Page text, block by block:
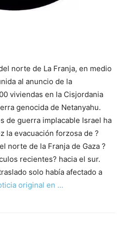
norte de La Franja, en medio
al anuncio de la
viviendas en la Cisjordania
genocida de Netanyahu.
de guerra implacable Israel ha
la evacuación forzosa de ?
norte de la Franja de Gaza ?
recientes? hacia el sur.
solo había afectado a
original en …